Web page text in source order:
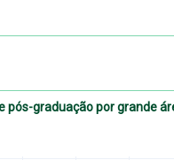
pós-graduação por grande